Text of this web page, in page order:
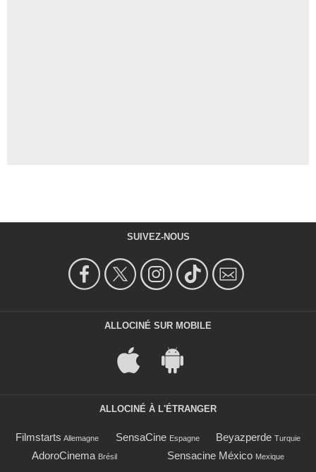
SUIVEZ-NOUS
ALLOCINÉ SUR MOBILE
ALLOCINÉ À L'ÉTRANGER
Filmstarts Allemagne SensaCine Espagne Beyazperde Turquie
AdoroCinema Brésil Sensacine México Mexique